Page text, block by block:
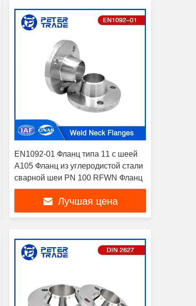
EN1092-01 Фланц типа 11 с шеей
A105 Фланц из углеродистой стали
сварной шеи PN 100 RFWN Фланц
Лучшая цена